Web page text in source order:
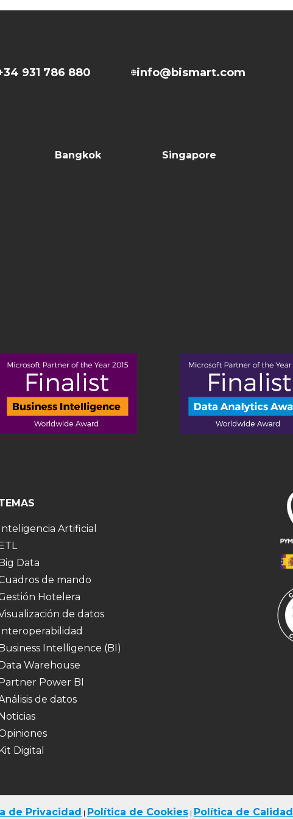
931 786 880 info@bismart.com
Bangkok Singapore
Artificial
Data
de mando
Hotelera
de datos
Intelligence (BI)
Warehouse
Power BI
de datos
Digital
de Privacidad | Política de Cookies | Política de Calidad